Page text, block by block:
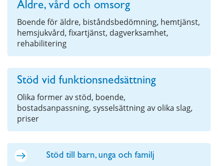
Äldre, vård och omsorg
Boende för äldre, biståndsbedömning, hemtjänst,
hemsjukvård, fixartjänst, dagverksamhet,
rehabilitering
Stöd vid funktionsnedsättning
Olika former av stöd, boende,
bostadsanpassning, sysselsättning av olika slag,
priser
Stöd till barn, unga och familj